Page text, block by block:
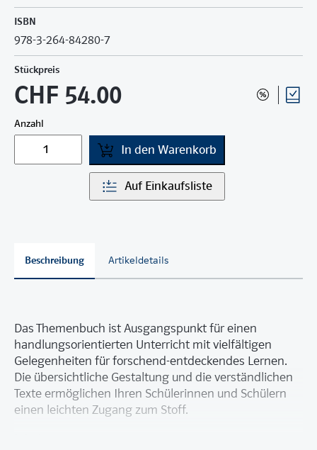
ISBN
978-3-264-84280-7
Stückpreis
CHF 54.00
Anzahl
In den Warenkorb
Auf Einkaufsliste
Beschreibung Artikeldetails
Das Themenbuch ist Ausgangspunkt für einen
handlungsorientierten Unterricht mit vielfältigen
Gelegenheiten für forschend-entdeckendes Lernen.
Die übersichtliche Gestaltung und die verständlichen
Texte ermöglichen Ihren Schülerinnen und Schülern
einen leichten Zugang zum Stoff.